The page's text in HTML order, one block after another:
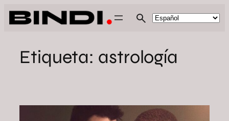
Saltar
al
Etiqueta: astrología